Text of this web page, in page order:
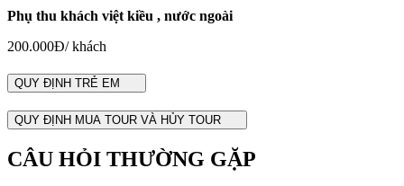
Phụ thu khách việt kiều , nước ngoài
200.000Đ/ khách
QUY ĐỊNH TRẺ EM
QUY ĐỊNH MUA TOUR VÀ HỦY TOUR
CÂU HỎI THƯỜNG GẶP